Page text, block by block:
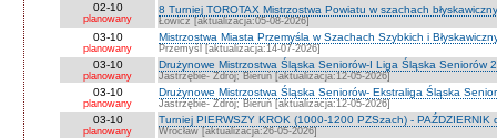
02-10
planowany
8 Turniej TOROTAX Mistrzostwa Powiatu w szachach
Łowicz [aktualizacja:05-08-2026]
03-10
planowany
Mistrzostwa Miasta Przemyśla w Szachach Szybkich i
Przemyśl [aktualizacja:14-07-2026]
03-10
planowany
Drużynowe Mistrzostwa Śląska Seniorów-I Liga Śląska Seniorów
Jastrzębie- Zdrój; Bieruń [aktualizacja:12-05-2026]
03-10
planowany
Drużynowe Mistrzostwa Śląska Seniorów- Ekstraliga Śląska
Jastrzębie- Zdrój; Bieruń [aktualizacja:12-05-2026]
03-10
planowany
Turniej PIERWSZY KROK (1000-1200 PZSzach) - PAŹDZIERNIK
Wrocław [aktualizacja:26-05-2026]